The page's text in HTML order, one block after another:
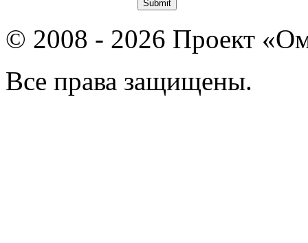
© 2008 - 2026 Проект
Все права защищены.